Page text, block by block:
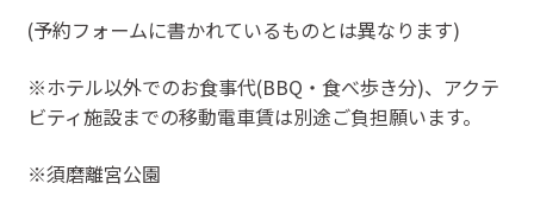
(予約フォームに書かれているものとは異なります)
※ホテル以外でのお食事代(BBQ・食べ歩き分)、アクテ
ビティ施設までの移動電車賃は別途ご負担願います。
※須磨離宮公園